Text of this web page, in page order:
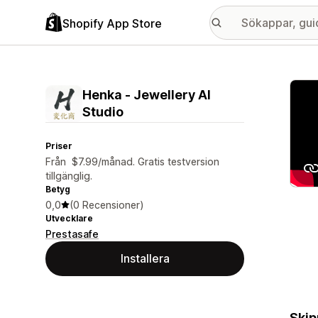
Shopify App Store
Henka ‑ Jewellery AI
Studio
Priser
Från $7.99/månad. Gratis testversion
tillgänglig.
Betyg
0,0 (0 Recensioner)
Utvecklare
Prestasafe
Installera